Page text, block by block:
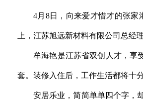
4月8日，向来爱才惜才的张家
上，江苏旭远新材料有限公司总经
牟海艳是江苏省双创人才，享
套。装修入住后，工作生活都将十分
安居乐业，简简单单四个字，